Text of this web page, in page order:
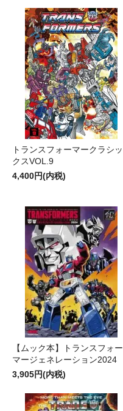
トランスフォーマークラシッ
クスVOL.9
4,400円(内税)
【ムック本】トランスフォー
マージェネレーション2024
3,905円(内税)